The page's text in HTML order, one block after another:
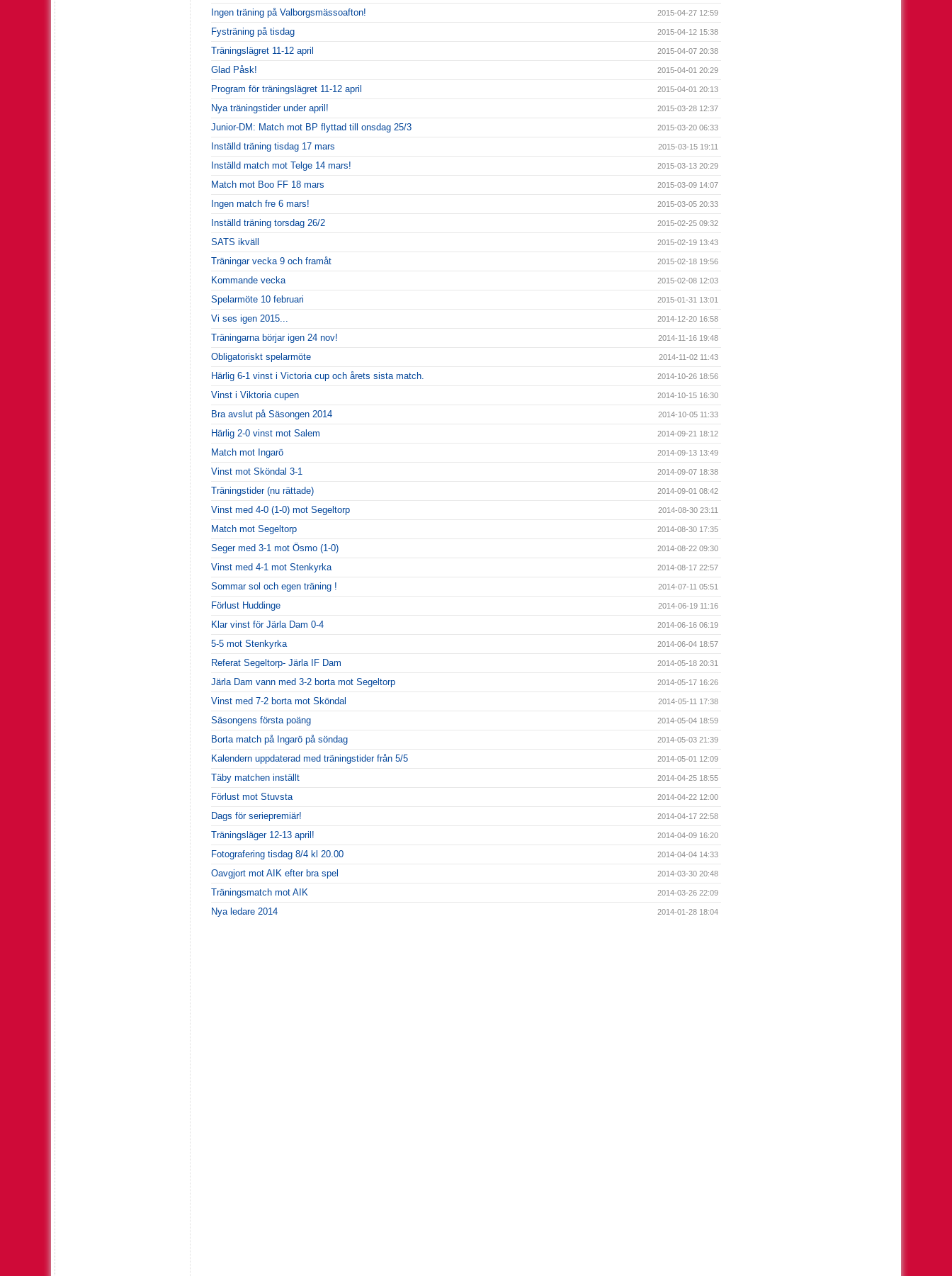
Ingen träning på Valborgsmässoafton! 2015-04-27 12:59
Fysträning på tisdag 2015-04-12 15:38
Träningslägret 11-12 april 2015-04-07 20:38
Glad Påsk! 2015-04-01 20:29
Program för träningslägret 11-12 april 2015-04-01 20:13
Nya träningstider under april! 2015-03-28 12:37
Junior-DM: Match mot BP flyttad till onsdag 25/3 2015-03-20 06:33
Inställd träning tisdag 17 mars 2015-03-15 19:11
Inställd match mot Telge 14 mars! 2015-03-13 20:29
Match mot Boo FF 18 mars 2015-03-09 14:07
Ingen match fre 6 mars! 2015-03-05 20:33
Inställd träning torsdag 26/2 2015-02-25 09:32
SATS ikväll 2015-02-19 13:43
Träningar vecka 9 och framåt 2015-02-18 19:56
Kommande vecka 2015-02-08 12:03
Spelarmöte 10 februari 2015-01-31 13:01
Vi ses igen 2015... 2014-12-20 16:58
Träningarna börjar igen 24 nov! 2014-11-16 19:48
Obligatoriskt spelarmöte 2014-11-02 11:43
Härlig 6-1 vinst i Victoria cup och årets sista match. 2014-10-26 18:56
Vinst i Viktoria cupen 2014-10-15 16:30
Bra avslut på Säsongen 2014 2014-10-05 11:33
Härlig 2-0 vinst mot Salem 2014-09-21 18:12
Match mot Ingarö 2014-09-13 13:49
Vinst mot Sköndal 3-1 2014-09-07 18:38
Träningstider (nu rättade) 2014-09-01 08:42
Vinst med 4-0 (1-0) mot Segeltorp 2014-08-30 23:11
Match mot Segeltorp 2014-08-30 17:35
Seger med 3-1 mot Ösmo (1-0) 2014-08-22 09:30
Vinst med 4-1 mot Stenkyrka 2014-08-17 22:57
Sommar sol och egen träning ! 2014-07-11 05:51
Förlust Huddinge 2014-06-19 11:16
Klar vinst för Järla Dam 0-4 2014-06-16 06:19
5-5 mot Stenkyrka 2014-06-04 18:57
Referat Segeltorp- Järla IF Dam 2014-05-18 20:31
Järla Dam vann med 3-2 borta mot Segeltorp 2014-05-17 16:26
Vinst med 7-2 borta mot Sköndal 2014-05-11 17:38
Säsongens första poäng 2014-05-04 18:59
Borta match på Ingarö på söndag 2014-05-03 21:39
Kalendern uppdaterad med träningstider från 5/5 2014-05-01 12:09
Täby matchen inställt 2014-04-25 18:55
Förlust mot Stuvsta 2014-04-22 12:00
Dags för seriepremiär! 2014-04-17 22:58
Träningsläger 12-13 april! 2014-04-09 16:20
Fotografering tisdag 8/4 kl 20.00 2014-04-04 14:33
Oavgjort mot AIK efter bra spel 2014-03-30 20:48
Träningsmatch mot AIK 2014-03-26 22:09
Nya ledare 2014 2014-01-28 18:04